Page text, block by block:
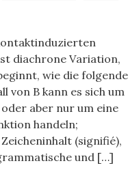
diachrone Variation,
wie die folgende
von B kann es sich um
aber nur um eine
handeln;
(signifié),
und […]